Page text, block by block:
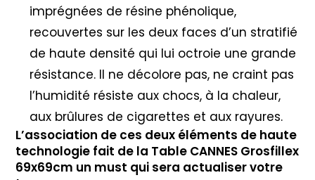
imprégnées de résine phénolique,
recouvertes sur les deux faces d’un stratifié
de haute densité qui lui octroie une grande
résistance. Il ne décolore pas, ne craint pas
l’humidité résiste aux chocs, à la chaleur,
aux brûlures de cigarettes et aux rayures.
L’association de ces deux éléments de haute
technologie fait de la Table CANNES Grosfillex
69x69cm un must qui sera actualiser votre